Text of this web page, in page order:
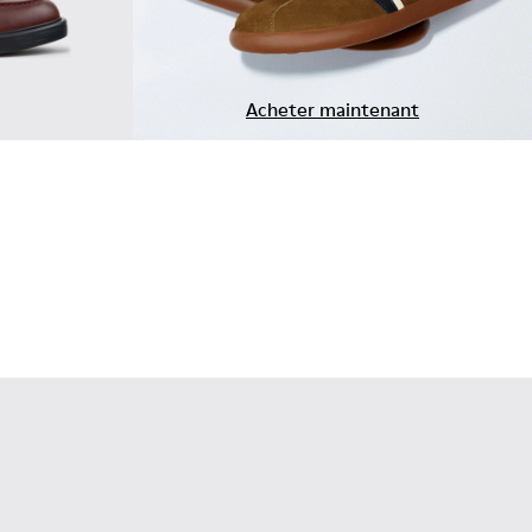
en cuir bordeaux pour homme.
en cuir marron pour homme.
001 - Mocassins en cuir noir pour homme.
Acheter maintenant